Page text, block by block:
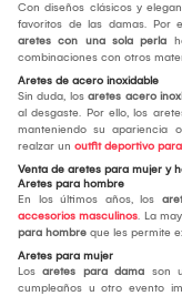
Con diseños clásicos y
favoritos de las damas. Por
aretes con una sola perla
combinaciones con otros
Aretes de acero inoxidable
Sin duda, los aretes acero
al desgaste. Por ello, los
manteniendo su apariencia
realzar un outfit deportivo
Venta de aretes para mujer y
Aretes para hombre
En los últimos años, los
accesorios masculinos. La
para hombre que les permite
Aretes para mujer
Los aretes para dama son
cumpleaños u otro evento